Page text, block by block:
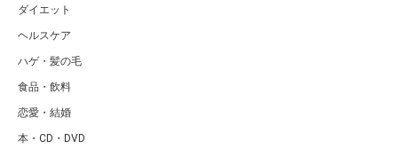
ダイエット
ヘルスケア
ハゲ・髪の毛
食品・飲料
恋愛・結婚
本・CD・DVD